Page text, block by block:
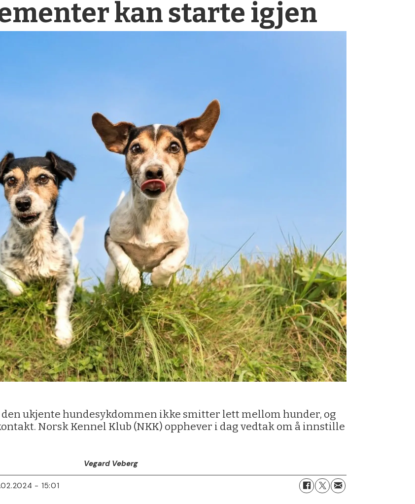
kan starte igjen
ukjente hundesykdommen ikke smitter lett mellom hunder, og
Norsk Kennel Klub (NKK) opphever i dag vedtak om å innstille
Vegard Veberg
- 15:01